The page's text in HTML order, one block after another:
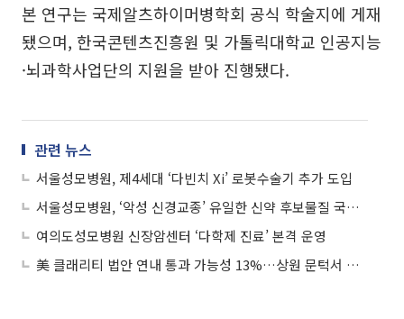
본 연구는 국제알츠하이머병학회 공식 학술지에 게재
됐으며, 한국콘텐츠진흥원 및 가톨릭대학교 인공지능
·뇌과학사업단의 지원을 받아 진행됐다.
관련 뉴스
서울성모병원, 제4세대 ‘다빈치 Xi’ 로봇수술기 추가 도입
서울성모병원, ‘악성 신경교종’ 유일한 신약 후보물질 국제환자 임상허브 선정
여의도성모병원 신장암센터 ‘다학제 진료’ 본격 운영
美 클래리티 법안 연내 통과 가능성 13%…상원 문턱서 제동